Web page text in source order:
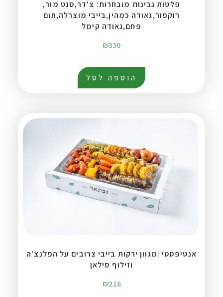
פלטות גבינות מובחרות: צ'דר,סנט מור,
רוקפור,גאודה כמהין,בייבי מוצרלה,תום
פחם,גאודה קימל
₪330
הוספה לסל
אנטיפסטי :מגוון ירקות בייבי צרובים על הפלנצ'ה
וזילוף סילאן
₪218